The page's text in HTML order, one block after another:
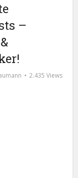
–
2.435 Views